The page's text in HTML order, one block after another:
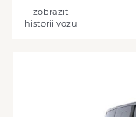
zobrazit
historii vozu